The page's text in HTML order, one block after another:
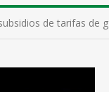
de tarifas de